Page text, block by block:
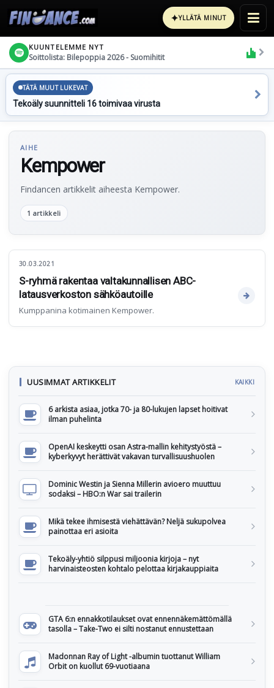
✦YLLÄTÄ MINUT
KUUNTELEMME NYT
Soittolista: Bilepoppia 2026 - Suomihitit
TÄTÄ MUUT LUKEVAT
Tekoäly suunnitteli 16 toimivaa virusta
AIHE
Kempower
Findancen artikkelit aiheesta Kempower.
1 artikkeli
30.03.2021
S-ryhmä rakentaa valtakunnallisen ABC-
latausverkoston sähköautoille
Kumppanina kotimainen Kempower.
UUSIMMAT ARTIKKELIT KAIKKI
6 arkista asiaa, jotka 70- ja 80-lukujen lapset hoitivat
ilman puhelinta
OpenAI keskeytti osan Astra-mallin kehitystyöstä –
kyberkyvyt herättivät vakavan turvallisuushuolen
Dominic Westin ja Sienna Millerin avioero muuttuu
sodaksi – HBO:n War sai trailerin
Mikä tekee ihmisestä viehättävän? Neljä sukupolvea
painottaa eri asioita
Tekoäly-yhtiö silppusi miljoonia kirjoja – nyt
harvinaisteosten kohtalo pelottaa kirjakauppiaita
GTA 6:n ennakkotilaukset ovat ennennäkemättömällä
tasolla – Take-Two ei silti nostanut ennustettaan
Madonnan Ray of Light -albumin tuottanut William
Orbit on kuollut 69-vuotiaana